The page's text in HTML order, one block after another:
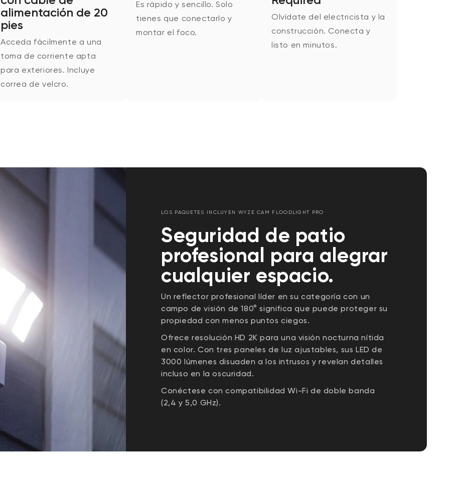
alimentación de 20
pies
Acceda fácilmente a una
toma de corriente apta
para exteriores. Incluye
correa de velcro.
Es rápido y sencillo. Solo
tienes que conectarlo y
montar el foco.
Olvídate del electricista y la
construcción. Conecta y
listo en minutos.
LOS PAQUETES INCLUYEN WYZE CAM FLOODLIGHT PRO
Seguridad de patio
profesional para alegrar
cualquier espacio.
Un reflector profesional líder en su categoría con un
campo de visión de 180° significa que puede proteger su
propiedad con menos puntos ciegos.
Ofrece resolución HD 2K para una visión nocturna nítida
en color. Con tres paneles de luz ajustables, sus LED de
3000 lúmenes disuaden a los intrusos y revelan detalles
incluso en la oscuridad.
Conéctese con compatibilidad Wi-Fi de doble banda
(2,4 y 5,0 GHz).